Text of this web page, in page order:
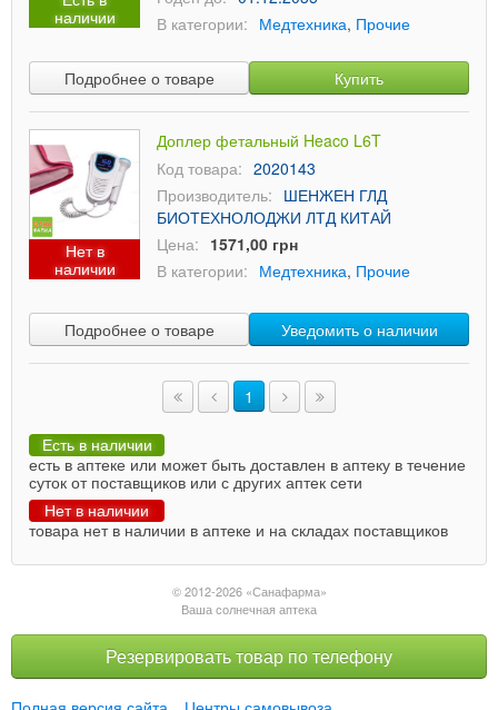
наличии
В категории: Медтехника, Прочие
Подробнее о товаре Купить
Нет в
наличии
Доплер фетальный Heaco L6T
Код товара: 2020143
Производитель: ШЕНЖЕН ГЛД
БИОТЕХНОЛОДЖИ ЛТД КИТАЙ
Цена: 1571,00 грн
В категории: Медтехника, Прочие
Подробнее о товаре Уведомить о наличии
1
Есть в наличии
есть в аптеке или может быть доставлен в аптеку в течение
суток от поставщиков или с других аптек сети
Нет в наличии
товара нет в наличии в аптеке и на складах поставщиков
© 2012-2026 «Санафарма»
Ваша солнечная аптека
Резервировать товар по телефону